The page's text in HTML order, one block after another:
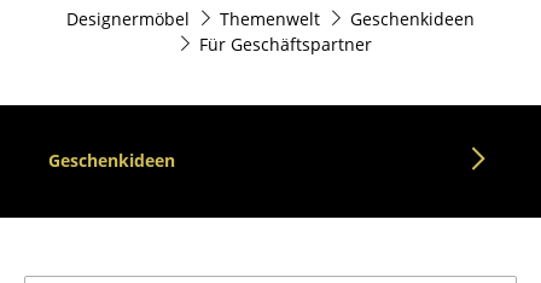
Sofas
Loungesessel
Stühle
Designermöbel Themenwelt
Geschenkideen
Für Geschäftspartner
Geschenkideen